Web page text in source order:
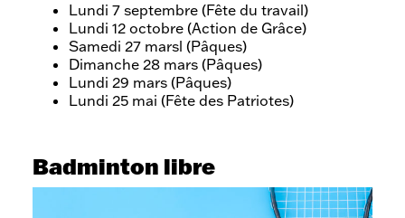
Lundi 7 septembre (Fête du travail)
Lundi 12 octobre (Action de Grâce)
Samedi 27 marsl (Pâques)
Dimanche 28 mars (Pâques)
Lundi 29 mars (Pâques)
Lundi 25 mai (Fête des Patriotes)
Badminton libre